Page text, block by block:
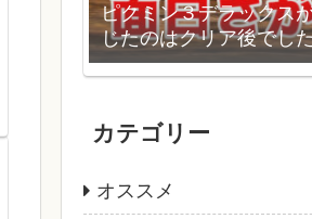
ピクミン３デラックス
じたのはクリア後でし
カテゴリー
オススメ